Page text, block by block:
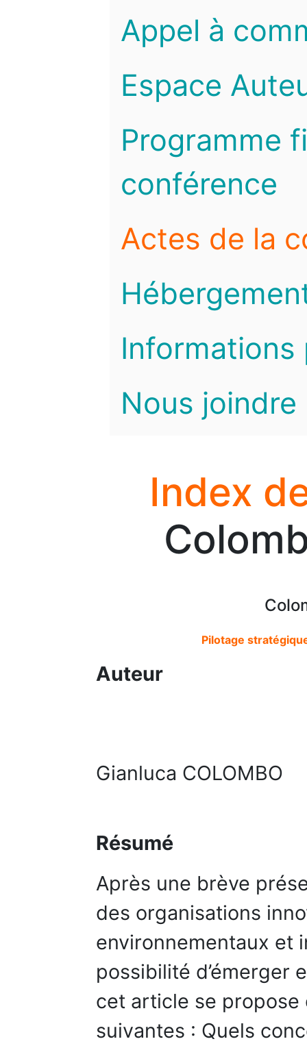
Appel à
Espace
Programme
conférence
Actes de la
Informations
Nous joindre
Index
Pilotage
Auteur
Gianluca COLOMBO
Résumé
Après une brève
des organisations
environnementaux et
possibilité d’émerger
cet article se
suivantes : Quels